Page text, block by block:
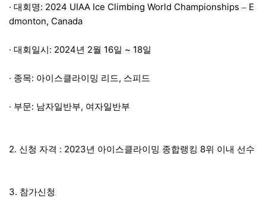
· 대회명: 2024 UIAA Ice Climbing World Championships – E
dmonton, Canada
· 대회일시 : 2024년 2월 16일 ~ 18일
· 종목: 아이스클라이밍 리드, 스피드
· 부문: 남자일반부, 여자일반부
2. 신청 자격 : 2023년 아이스클라이밍 종합랭킹 8위 이내 선수
3. 참가신청